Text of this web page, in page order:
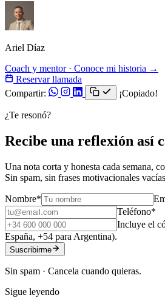
Ariel Díaz
Coach y mentor · Conoce mi historia →
Reservar llamada
Compartir:
¡Copiado!
¿Te resonó?
Recibe una reflexión así
Una nota corta y honesta cada semana,
Sin spam, sin frases motivacionales
Nombre*
Teléfono*
Incluye el
España, +54 para Argentina).
Suscribirme
Sin spam · Cancela cuando quieras.
Sigue leyendo